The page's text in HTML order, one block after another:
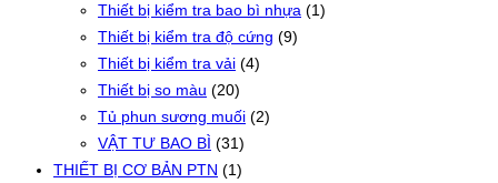
Thiết bị kiểm tra bao bì nhựa (1)
Thiết bị kiểm tra độ cứng (9)
Thiết bị kiểm tra vải (4)
Thiết bị so màu (20)
Tủ phun sương muối (2)
VẬT TƯ BAO BÌ (31)
THIẾT BỊ CƠ BẢN PTN (1)